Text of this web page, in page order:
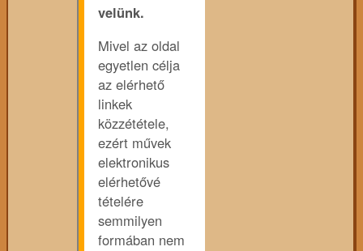
velünk.
Mivel az oldal
egyetlen célja
az elérhető
linkek
közzététele,
ezért művek
elektronikus
elérhetővé
tételére
semmilyen
formában nem